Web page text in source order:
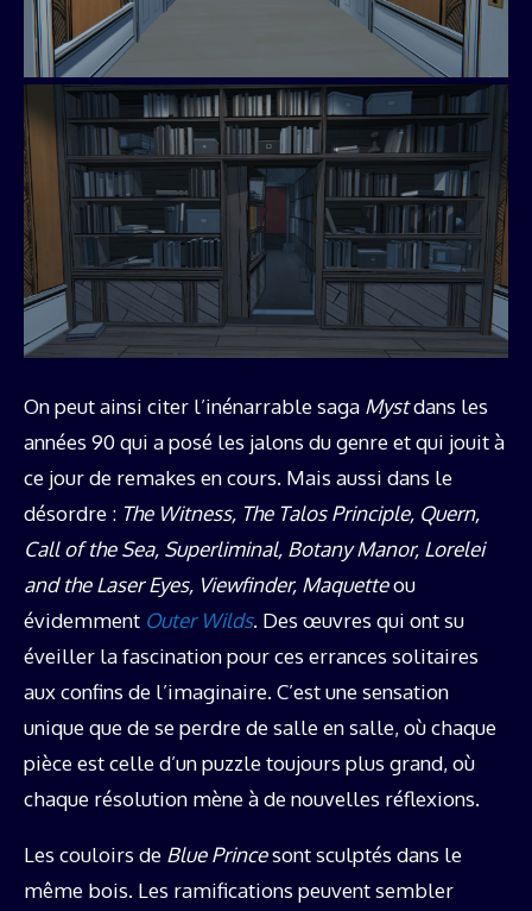
On peut ainsi citer l’inénarrable saga Mystdans les
années 90 qui a posé les jalons du genre et qui jouit à
ce jour de remakes en cours. Mais aussi dans le
désordre : The Witness, The Talos Principle, Quern,
Call of the Sea, Superliminal, Botany Manor, Lorelei
and the Laser Eyes, Viewfinder, Maquetteou
évidemment Outer Wilds. Des œuvres qui ont su
éveiller la fascination pour ces errances solitaires
aux confins de l’imaginaire. C’est une sensation
unique que de se perdre de salle en salle, où chaque
pièce est celle d’un puzzle toujours plus grand, où
chaque résolution mène à de nouvelles réflexions.
Les couloirs de Blue Princesont sculptés dans le
même bois. Les ramifications peuvent sembler